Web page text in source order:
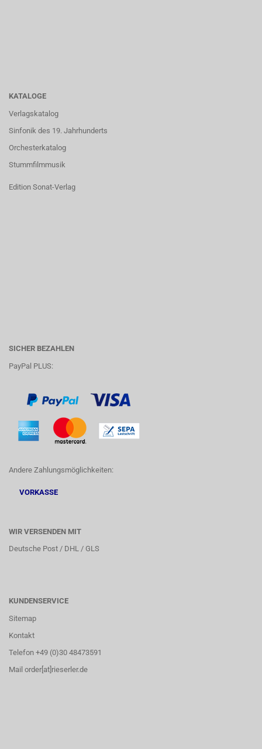
KATALOGE
Verlagskatalog
Sinfonik des 19. Jahrhunderts
Orchesterkatalog
Stummfilmmusik
Edition Sonat-Verlag
SICHER BEZAHLEN
PayPal PLUS:
Andere Zahlungsmöglichkeiten:
VORKASSE
WIR VERSENDEN MIT
Deutsche Post / DHL / GLS
KUNDENSERVICE
Sitemap
Kontakt
Telefon +49 (0)30 48473591
Mail order[at]rieserler.de